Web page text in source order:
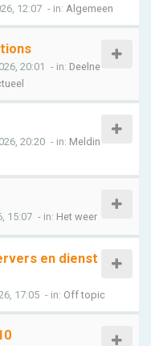
12:07 - in: Algemeen
20:01 - in: Deelne
20:20 - in: Meldin
15:07 - in: Het weer
en dienst
17:05 - in: Off topic